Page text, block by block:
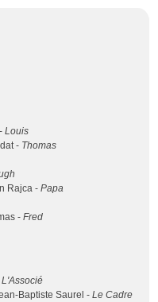
-Louis
- Thomas
Rajca -Papa
-Fred
L'Associé
Baptiste Saurel -Le Cadre